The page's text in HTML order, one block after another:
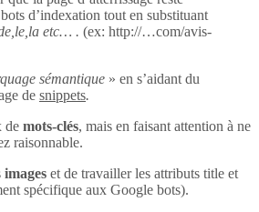
d’indexation tout en substituant
etc… . (ex: http://…com/avis-
sémantique » en s’aidant du
de snippets.
de mots-clés, mais en faisant attention à ne
raisonnable.
images et de travailler les attributs title et
spécifique aux Google bots).